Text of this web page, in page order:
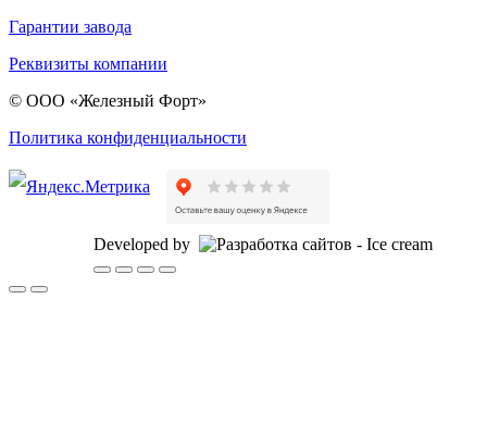
Гарантии завода
Реквизиты компании
© ООО «Железный Форт»
Политика конфиденциальности
Developed by